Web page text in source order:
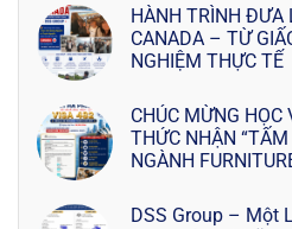
HÀNH TRÌNH ĐƯA
CANADA – TỪ
NGHIỆM THỰC TẾ
CHÚC MỪNG HỌC
THỨC NHẬN
NGÀNH
DSS Group – Một